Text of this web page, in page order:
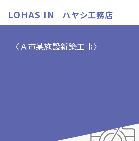
LOHAS IN ハヤシ工務店
〈Ａ市某施設新築工事〉